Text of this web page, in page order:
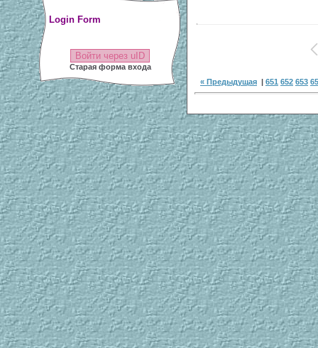
Login Form
Войти через uID
Старая форма входа
« Предыдущая | 651 652 653